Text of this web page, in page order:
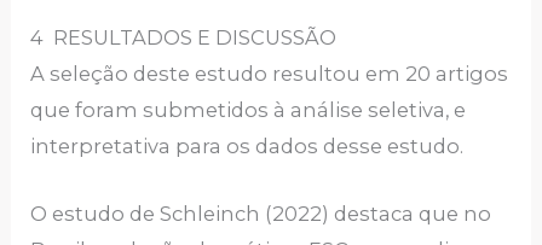
4 RESULTADOS E DISCUSSÃO
A seleção deste estudo resultou em 20 artigos
que foram submetidos à análise seletiva, e
interpretativa para os dados desse estudo.
O estudo de Schleinch (2022) destaca que no